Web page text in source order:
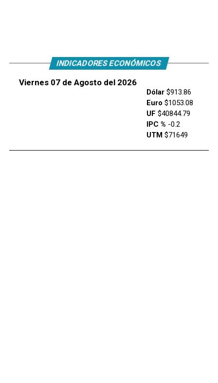
INDICADORES ECONÓMICOS
Viernes 07 de Agosto del 2026
Dólar$913.86
Euro $1053.08
UF $40844.79
IPC % -0.2
UTM $71649